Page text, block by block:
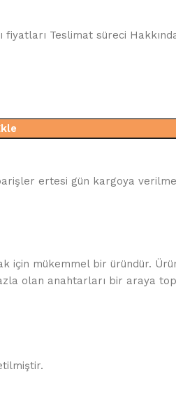
fiyatları Teslimat süreci
ertesi gün kargoya
için mükemmel bir üründür.
olan anahtarları bir araya